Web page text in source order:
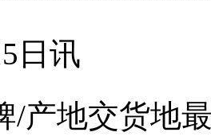
日讯
/产地交货地